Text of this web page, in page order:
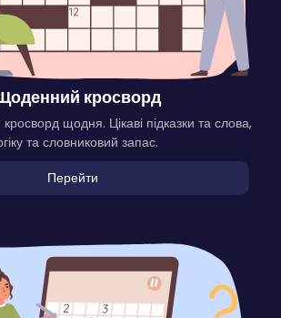
кросворд
щодня. Цікаві підказки та слова,
та словниковий запас.
Перейти